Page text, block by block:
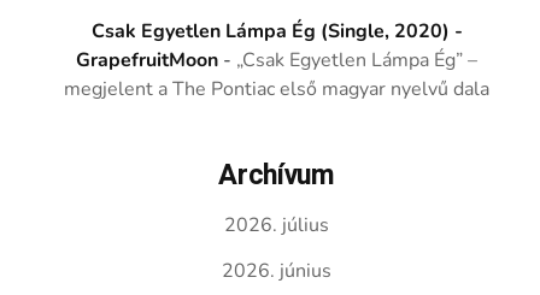
Csak Egyetlen Lámpa Ég (Single, 2020) -
GrapefruitMoon - „Csak Egyetlen Lámpa Ég” –
megjelent a The Pontiac első magyar nyelvű dala
Archívum
2026. július
2026. június